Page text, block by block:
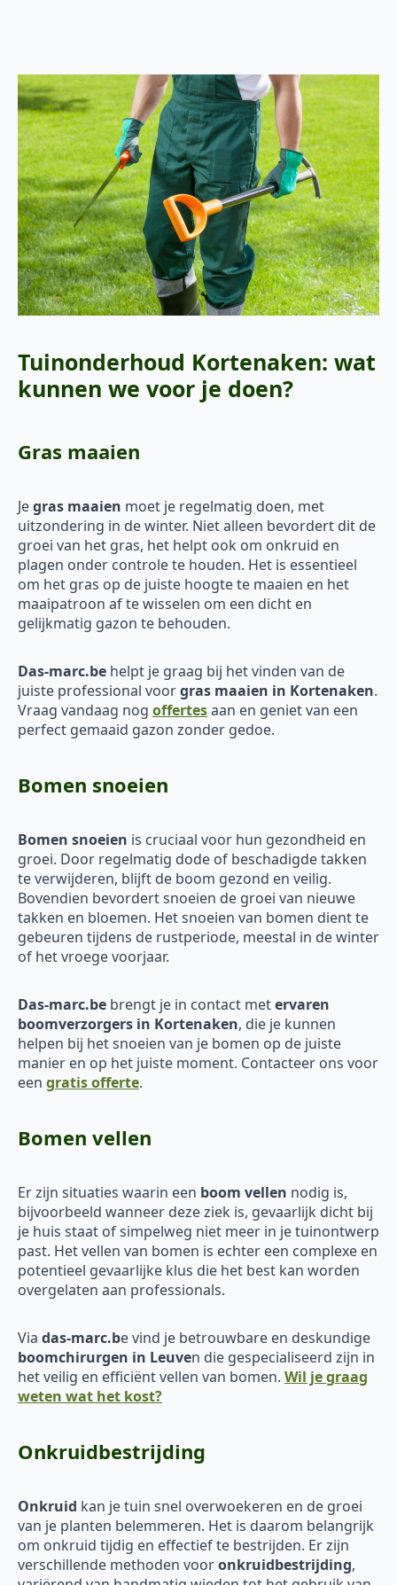
Tuinonderhoud Kortenaken: wat
kunnen we voor je doen?
Gras maaien
Jegras maaien moet je regelmatig doen, met
uitzondering in de winter. Niet alleen bevordert dit de
groei van het gras, het helpt ook om onkruid en
plagen onder controle te houden. Het is essentieel
om het gras op de juiste hoogte te maaien en het
maaipatroon af te wisselen om een dicht en
gelijkmatig gazon te behouden.
Das-marc.be helpt je graag bij het vinden van de
juiste professional voorgras maaien in Kortenaken.
Vraag vandaag nog offertesaan en geniet van een
perfect gemaaid gazon zonder gedoe.
Bomen snoeien
Bomen snoeien is cruciaal voor hun gezondheid en
groei. Door regelmatig dode of beschadigde takken
te verwijderen, blijft de boom gezond en veilig.
Bovendien bevordert snoeien de groei van nieuwe
takken en bloemen. Het snoeien van bomen dient te
gebeuren tijdens de rustperiode, meestal in de winter
of het vroege voorjaar.
Das-marc.be brengt je in contact metervaren
boomverzorgers in Kortenaken, die je kunnen
helpen bij het snoeien van je bomen op de juiste
manier en op het juiste moment. Contacteer ons voor
een gratis offerte.
Bomen vellen
Er zijn situaties waarin een boom vellen nodig is,
bijvoorbeeld wanneer deze ziek is, gevaarlijk dicht bij
je huis staat of simpelweg niet meer in je tuinontwerp
past. Het vellen van bomen is echter een complexe en
potentieel gevaarlijke klus die het best kan worden
overgelaten aan professionals.
Via das-marc.be vind je betrouwbare en deskundige
boomchirurgen in Leuven die gespecialiseerd zijn in
het veilig en efficiënt vellen van bomen. Wil je graag
weten wat het kost?
Onkruidbestrijding
Onkruid kan je tuin snel overwoekeren en de groei
van je planten belemmeren. Het is daarom belangrijk
om onkruid tijdig en effectief te bestrijden. Er zijn
verschillende methoden vooronkruidbestrijding,